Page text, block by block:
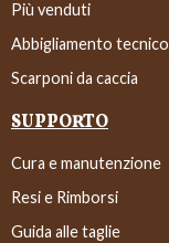
Più venduti
Abbigliamento tecnico
Scarponi da caccia
SUPPORTO
Cura e manutenzione
Resi e Rimborsi
Guida alle taglie